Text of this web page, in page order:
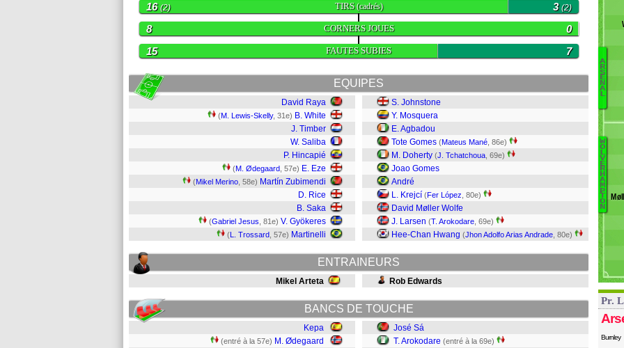
TIRS(cadrés)
16(2) 3(2)
CORNERS JOUES
8 0
FAUTES SUBIES
15 7
EQUIPES
David Raya
(M. Lewis-Skelly, 31e) B. White
J. Timber
W. Saliba
P. Hincapié
(M. Ødegaard , 57e) E. Eze
(Mikel Merino , 58e) Martín Zubimendi
D. Rice
B. Saka
(Gabriel Jesus , 81e) V. Gyökeres
(L. Trossard , 57e) Martinelli
S. Johnstone
Y. Mosquera
E. Agbadou
Tote Gomes (Mateus Mané , 86e)
M. Doherty (J. Tchatchoua , 69e)
Joao Gomes
André
L. Krejcí (Fer López , 80e)
David Møller Wolfe
J. Larsen (T. Arokodare , 69e)
Hee-Chan Hwang (Jhon Adolfo Arias Andrade , 80e)
ENTRAINEURS
Mikel Arteta Rob Edwards
BANCS DE TOUCHE
Kepa
(entré à la 57e) M. Ødegaard
José Sá
T. Arokodare (entré à la 69e)
A
R
S
E
N
A
L
W
O
L
V
E
R
H
A
M
P
O
N
Pr.
Burnley